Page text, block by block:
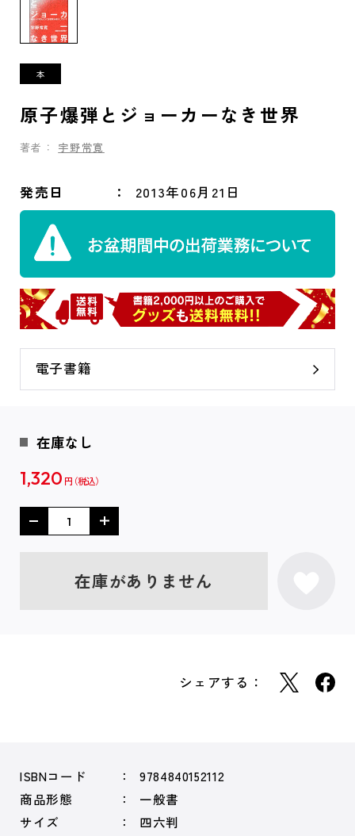
原子爆弾とジョーカーなき世界
著者： 宇野常寛
発売日 2013年06月21日
電子書籍
在庫なし
1,320 円
在庫がありません
シェアする：
ISBNコード
9784840152112
商品形態
一般書
サイズ
四六判